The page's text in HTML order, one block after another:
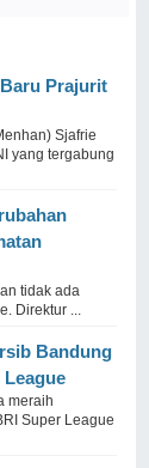
Prajurit
Sjafrie
yang tergabung
tidak ada
Direktur ...
Bandung
meraih
Super League